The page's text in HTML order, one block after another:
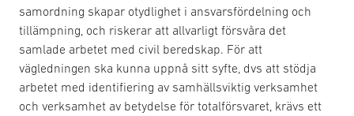
samordning skapar otydlighet i ansvarsfördelning och
tillämpning, och riskerar att allvarligt försvåra det
samlade arbetet med civil beredskap. För att
vägledningen ska kunna uppnå sitt syfte, dvs att stödja
arbetet med identifiering av samhällsviktig verksamhet
och verksamhet av betydelse för totalförsvaret, krävs ett